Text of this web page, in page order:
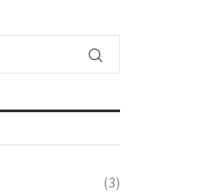
(3)